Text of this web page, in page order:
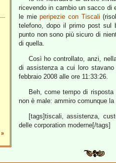
»
ricevendo in cambio un sacco di
le mieperipezie con Tiscali
telefono, dopo il primo post sul
punto non sono più sicuro di
di quella.
Così ho controllato, anzi,
di assistenza a cui loro stavano
febbraio 2008 alle ore 11:33:26.
Beh, come tempo di
non è male: ammiro comunque
[tags]tiscali, assistenza,
delle corporation moderne[/tags]